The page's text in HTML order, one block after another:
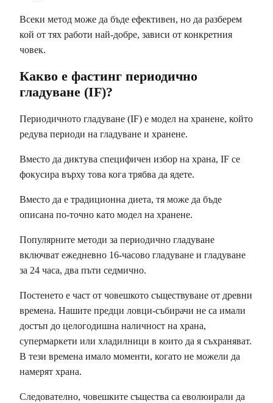
Всеки метод може да бъде ефективен, но да разберем
кой от тях работи най-добре, зависи от конкретния
човек.
Какво е фастинг периодично
гладуване (IF)?
Периодичното гладуване (IF) е модел на хранене, който
редува периоди на гладуване и хранене.
Вместо да диктува специфичен избор на храна, IF се
фокусира върху това кога трябва да ядете.
Вместо да е традиционна диета, тя може да бъде
описана по-точно като модел на хранене.
Популярните методи за периодично гладуване
включват ежедневно 16-часово гладуване и гладуване
за 24 часа, два пъти седмично.
Постенето е част от човешкото съществуване от древни
времена. Нашите предци ловци-събирачи не са имали
достъп до целогодишна наличност на храна,
супермаркети или хладилници в които да я съхраняват.
В тези времена имало моменти, когато не можели да
намерят храна.
Следователно, човешките същества са еволюирали да